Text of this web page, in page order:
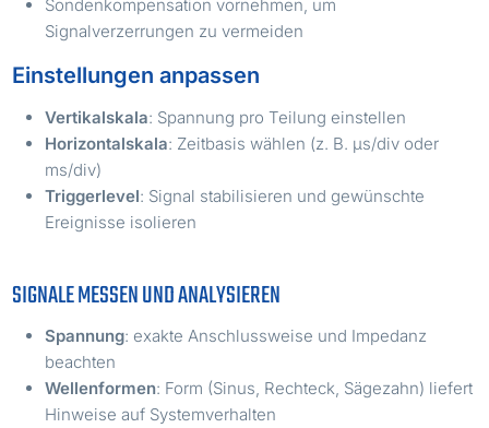
Sondenkompensation vornehmen, um
Signalverzerrungen zu vermeiden
Einstellungen anpassen
Vertikalskala: Spannung pro Teilung einstellen
Horizontalskala: Zeitbasis wählen (z. B. µs/div oder
ms/div)
Triggerlevel: Signal stabilisieren und gewünschte
Ereignisse isolieren
SIGNALE MESSEN UND ANALYSIEREN
Spannung: exakte Anschlussweise und Impedanz
beachten
Wellenformen: Form (Sinus, Rechteck, Sägezahn) liefert
Hinweise auf Systemverhalten